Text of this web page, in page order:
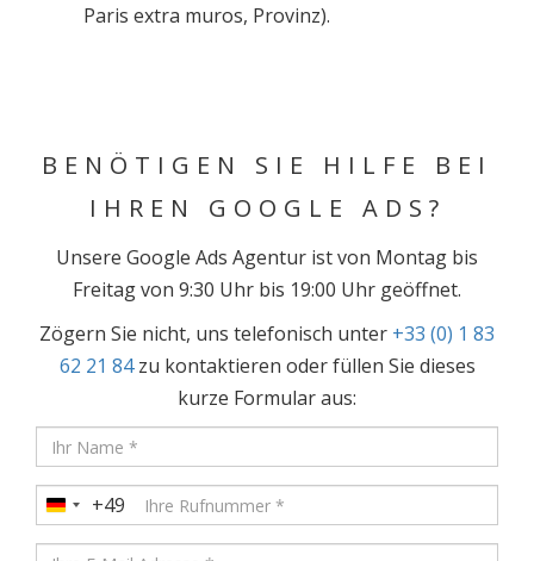
Paris extra muros, Provinz).
BENÖTIGEN SIE HILFE BEI
IHREN GOOGLE ADS?
Unsere Google Ads Agentur ist von Montag bis
Freitag von 9:30 Uhr bis 19:00 Uhr geöffnet.
Zögern Sie nicht, uns telefonisch unter +33 (0) 1 83
62 21 84zu kontaktieren oder füllen Sie dieses
kurze Formular aus:
Germany
+49
+49